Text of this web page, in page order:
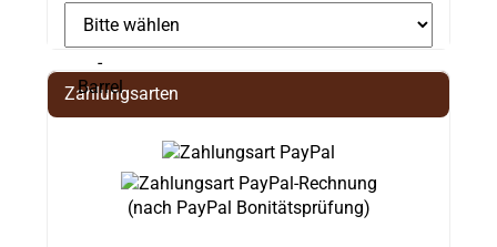
Zahlungsarten
(nach PayPal Bonitätsprüfung)